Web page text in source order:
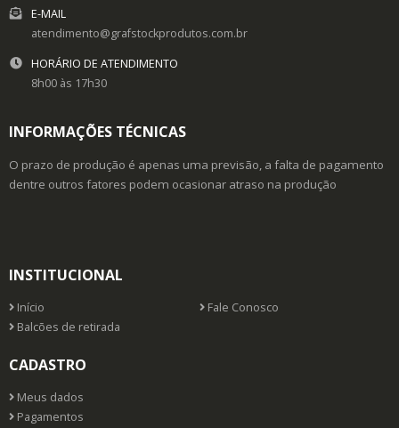
E-MAIL
atendimento@grafstockprodutos.com.br
HORÁRIO DE ATENDIMENTO
8h00 às 17h30
INFORMAÇÕES TÉCNICAS
O prazo de produção é apenas uma previsão, a falta de pagamento
dentre outros fatores podem ocasionar atraso na produção
INSTITUCIONAL
Início
Fale Conosco
Balcões de retirada
CADASTRO
Meus dados
Pagamentos